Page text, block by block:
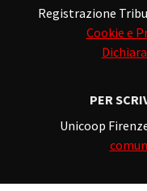
Registrazione
Cookie e
PER
Unicoop